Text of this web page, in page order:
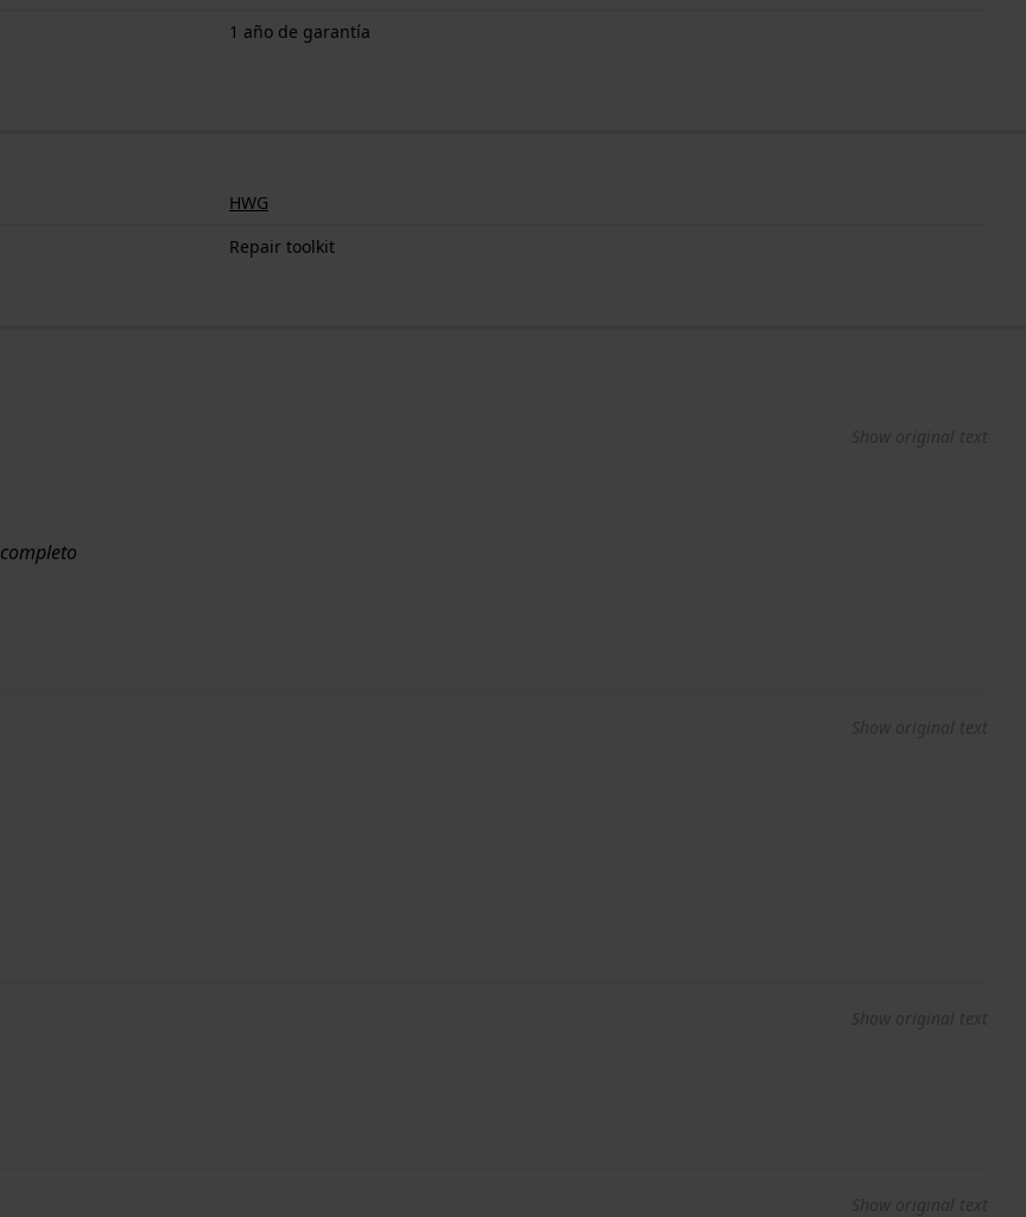
1 año de garantía
HWG
Repair toolkit
Show original text
Show original text
Show original text
Show original text